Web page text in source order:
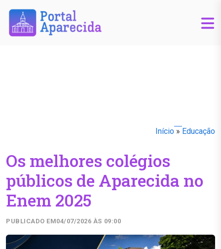
Início » Educação
Os melhores colégios
públicos de Aparecida no
Enem 2025
PUBLICADO EM04/07/2026 ÀS 09:00